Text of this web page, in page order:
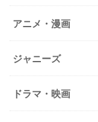
アニメ・漫画
ジャニーズ
ドラマ・映画